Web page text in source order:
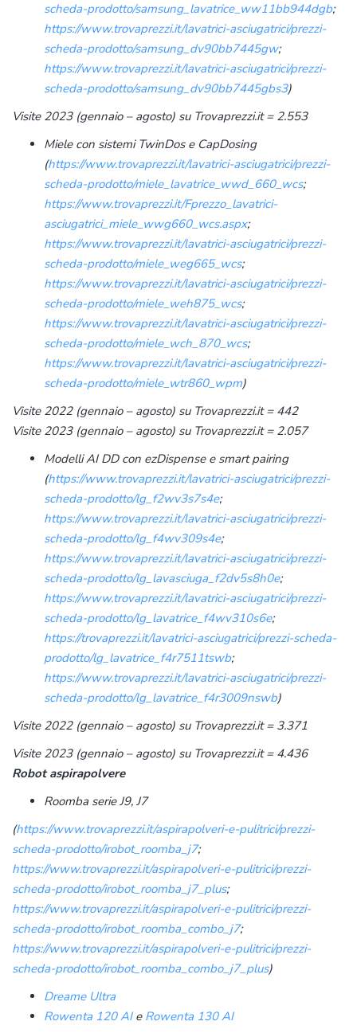
scheda-prodotto/samsung_lavatrice_ww11bb944dgb;
https://www.trovaprezzi.it/lavatrici-asciugatrici/prezzi-
scheda-prodotto/samsung_dv90bb7445gw;
https://www.trovaprezzi.it/lavatrici-asciugatrici/prezzi-
scheda-prodotto/samsung_dv90bb7445gbs3)
Visite 2023 (gennaio – agosto) su Trovaprezzi.it = 2.553
Miele con sistemi TwinDos e CapDosing
(https://www.trovaprezzi.it/lavatrici-asciugatrici/prezzi-
scheda-prodotto/miele_lavatrice_wwd_660_wcs;
https://www.trovaprezzi.it/Fprezzo_lavatrici-
asciugatrici_miele_wwg660_wcs.aspx;
https://www.trovaprezzi.it/lavatrici-asciugatrici/prezzi-
scheda-prodotto/miele_weg665_wcs;
https://www.trovaprezzi.it/lavatrici-asciugatrici/prezzi-
scheda-prodotto/miele_weh875_wcs;
https://www.trovaprezzi.it/lavatrici-asciugatrici/prezzi-
scheda-prodotto/miele_wch_870_wcs;
https://www.trovaprezzi.it/lavatrici-asciugatrici/prezzi-
scheda-prodotto/miele_wtr860_wpm)
Visite 2022 (gennaio – agosto) su Trovaprezzi.it = 442
Visite 2023 (gennaio – agosto) su Trovaprezzi.it = 2.057
Modelli AI DD con ezDispense e smart pairing
(https://www.trovaprezzi.it/lavatrici-asciugatrici/prezzi-
scheda-prodotto/lg_f2wv3s7s4e;
https://www.trovaprezzi.it/lavatrici-asciugatrici/prezzi-
scheda-prodotto/lg_f4wv309s4e;
https://www.trovaprezzi.it/lavatrici-asciugatrici/prezzi-
scheda-prodotto/lg_lavasciuga_f2dv5s8h0e;
https://www.trovaprezzi.it/lavatrici-asciugatrici/prezzi-
scheda-prodotto/lg_lavatrice_f4wv310s6e;
https://trovaprezzi.it/lavatrici-asciugatrici/prezzi-scheda-
prodotto/lg_lavatrice_f4r7511tswb;
https://www.trovaprezzi.it/lavatrici-asciugatrici/prezzi-
scheda-prodotto/lg_lavatrice_f4r3009nswb)
Visite 2022 (gennaio – agosto) su Trovaprezzi.it = 3.371
Visite 2023 (gennaio – agosto) su Trovaprezzi.it = 4.436
Robot aspirapolvere
Roomba serie J9, J7
(https://www.trovaprezzi.it/aspirapolveri-e-pulitrici/prezzi-
scheda-prodotto/irobot_roomba_j7;
https://www.trovaprezzi.it/aspirapolveri-e-pulitrici/prezzi-
scheda-prodotto/irobot_roomba_j7_plus;
https://www.trovaprezzi.it/aspirapolveri-e-pulitrici/prezzi-
scheda-prodotto/irobot_roomba_combo_j7;
https://www.trovaprezzi.it/aspirapolveri-e-pulitrici/prezzi-
scheda-prodotto/irobot_roomba_combo_j7_plus)
Dreame Ultra
Rowenta 120 AIe Rowenta 130 AI